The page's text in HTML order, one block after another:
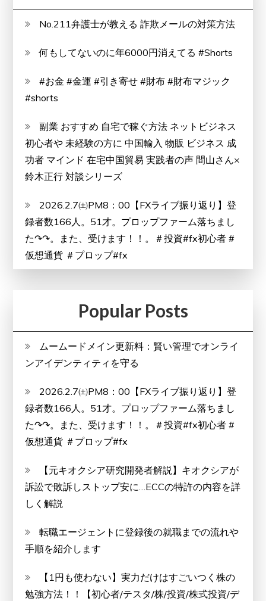
デ
リ
ト!!
No.211弁護士が教える 詐欺メールの対策方法
何もしてないのに年6000円消えてる #Shorts
#お金 #金運 #引き寄せ #財布 #財布マジック
#shorts
副業 おすすめ 自宅で稼ぐ方法 ネットビジネス
初心者や 未経験の方に 中国輸入 物販 ビジネス 成
功者 マインド 在宅中国貿易 実践者の声 間山さん×
鈴木正行 対談シリーズ
2026.2.7㈯PM8：00【FXライブ振り返り】登
録者数166人。51才。プロップファーム落ちまし
た↷↷。また、受けます！！。＃投資#fx初心者 #
仮想通貨 ＃プロップ#fx
Popular Posts
ムームードメイン更新料：賢い管理でオンライ
ンアイデンティティを守る
2026.2.7㈯PM8：00【FXライブ振り返り】登
録者数166人。51才。プロップファーム落ちまし
た↷↷。また、受けます！！。＃投資#fx初心者 #
仮想通貨 ＃プロップ#fx
【元キオクシア研究開発者解説】キオクシアが
訴訟で敗訴しストップ安に…ECCの特許の内容を詳
しく解説
転職エージェントに登録後の就職までの流れや
手順を紹介します
【1円も使わない】実力だけはすごいつく株の
勉強方法！！【初心者/テスタ/株/投資/株式投資/デ